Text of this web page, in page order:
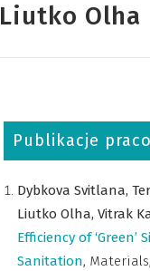
Liutko Olha
Publikacje
Dybkova Svitlana,
Liutko Olha, Vitrak
Efficiency of
Sanitation, Materials,